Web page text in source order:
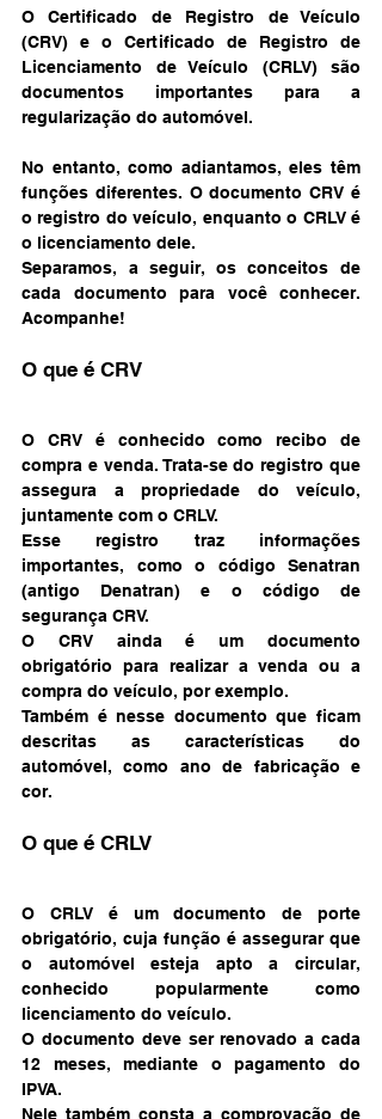
O Certificado de Registro de Veículo
(CRV) e o Certificado de Registro de
Licenciamento de Veículo (CRLV) são
documentos importantes para a
regularização do automóvel.
No entanto, como adiantamos, eles têm
funções diferentes. O documento CRV é
o registro do veículo, enquanto o CRLV é
o licenciamento dele.
Separamos, a seguir, os conceitos de
cada documento para você conhecer.
Acompanhe!
O que é CRV
O CRV é conhecido como recibo de
compra e venda. Trata-se do registro que
assegura a propriedade do veículo,
juntamente com o CRLV.
Esse registro traz informações
importantes, como o código Senatran
(antigo Denatran) e o código de
segurança CRV.
O CRV ainda é um documento
obrigatório para realizar a venda ou a
compra do veículo, por exemplo.
Também é nesse documento que ficam
descritas as características do
automóvel, como ano de fabricação e
cor.
O que é CRLV
O CRLV é um documento de porte
obrigatório, cuja função é assegurar que
o automóvel esteja apto a circular,
conhecido popularmente como
licenciamento do veículo.
O documento deve ser renovado a cada
12 meses, mediante o pagamento do
IPVA.
Nele também consta a comprovação de